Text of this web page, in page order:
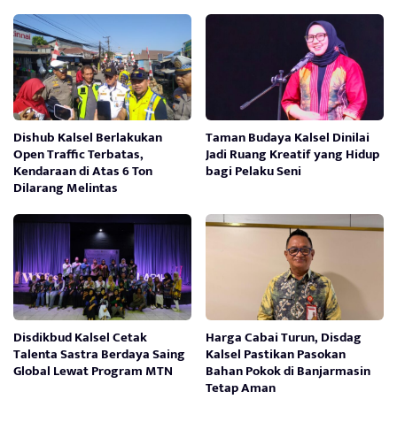
Dishub Kalsel Berlakukan
Open Traffic Terbatas,
Kendaraan di Atas 6 Ton
Dilarang Melintas
Taman Budaya Kalsel Dinilai
Jadi Ruang Kreatif yang Hidup
bagi Pelaku Seni
Disdikbud Kalsel Cetak
Talenta Sastra Berdaya Saing
Global Lewat Program MTN
Harga Cabai Turun, Disdag
Kalsel Pastikan Pasokan
Bahan Pokok di Banjarmasin
Tetap Aman